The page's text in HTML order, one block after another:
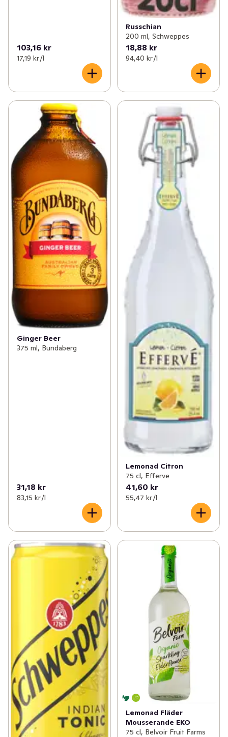
103,16 kr
17,19 kr /l
Russchian
200 ml, Schweppes
18,88 kr
94,40 kr /l
Ginger Beer
375 ml, Bundaberg
31,18 kr
83,15 kr /l
Lemonad Citron
75 cl, Efferve
41,60 kr
55,47 kr /l
Lemonad Fläder
Mousserande EKO
75 cl, Belvoir Fruit Farms